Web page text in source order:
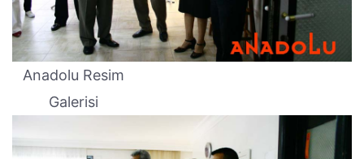
Anadolu Resim
Galerisi